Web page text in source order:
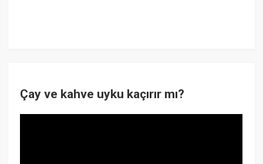
Çay ve kahve uyku kaçırır mı?